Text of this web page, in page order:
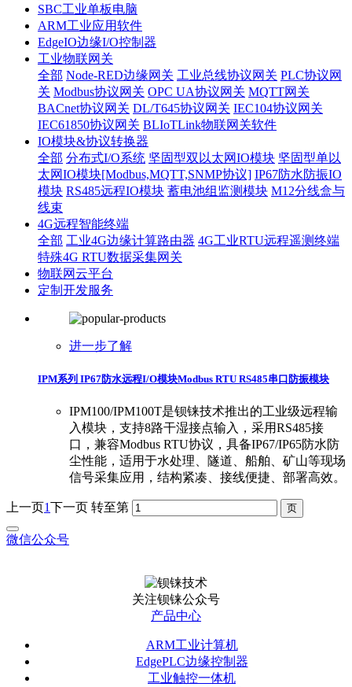
SBC工业单板电脑
ARM工业应用软件
EdgeIO边缘I/O控制器
工业物联网关
全部 Node-RED边缘网关 工业总线协议网关 PLC协议网
关 Modbus协议网关 OPC UA协议网关 MQTT网关
BACnet协议网关 DL/T645协议网关 IEC104协议网关
IEC61850协议网关 BLIoTLink物联网关软件
IO模块&协议转换器
全部 分布式I/O系统 坚固型双以太网IO模块 坚固型单以
太网IO模块[Modbus,MQTT,SNMP协议] IP67防水防振IO
模块 RS485远程IO模块 蓄电池组监测模块 M12分线盒与
线束
4G远程智能终端
全部 工业4G边缘计算路由器 4G工业RTU远程遥测终端
特殊4G RTU数据采集网关
物联网云平台
定制开发服务
进一步了解
IPM系列 IP67防水远程I/O模块Modbus RTU RS485串口防振模块
IPM100/IPM100T是钡铼技术推出的工业级远程输
入模块，支持8路干湿接点输入，采用RS485接
口，兼容Modbus RTU协议，具备IP67/IP65防水防
尘性能，适用于水处理、隧道、船舶、矿山等现场
信号采集应用，结构紧凑、接线便捷、部署高效。
上一页1下一页 转至第
微信公众号
关注钡铼公众号
产品中心
ARM工业计算机
EdgePLC边缘控制器
工业触控一体机